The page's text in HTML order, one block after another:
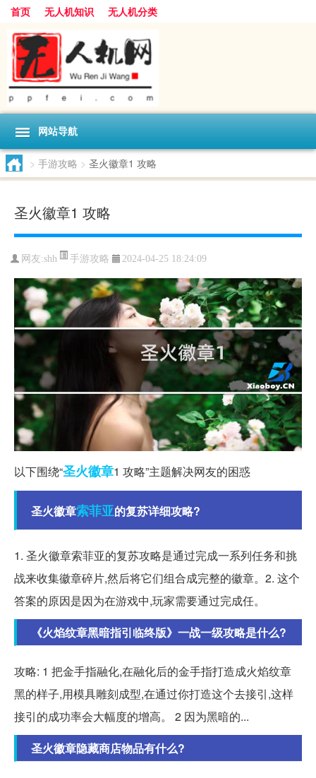
首页 无人机知识 无人机分类
网站导航
> 手游攻略 > 圣火徽章1 攻略
圣火徽章1 攻略
网友:shh 手游攻略 2024-04-25 18:24:09
以下围绕“圣火徽章1 攻略”主题解决网友的困惑
圣火徽章索菲亚的复苏详细攻略?
1. 圣火徽章索菲亚的复苏攻略是通过完成一系列任务和挑
战来收集徽章碎片,然后将它们组合成完整的徽章。2. 这个
答案的原因是因为在游戏中,玩家需要通过完成任。
《火焰纹章黑暗指引临终版》一战一级攻略是什么?
攻略: 1 把金手指融化,在融化后的金手指打造成火焰纹章
黑的样子,用模具雕刻成型,在通过你打造这个去接引,这样
接引的成功率会大幅度的增高。 2 因为黑暗的...
圣火徽章隐藏商店物品有什么?